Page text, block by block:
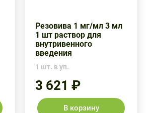
Резовива 1 мг/мл 3 мл
1 шт раствор для
внутривенного
введения
1 шт. в уп.
3 621 ₽
В корзину